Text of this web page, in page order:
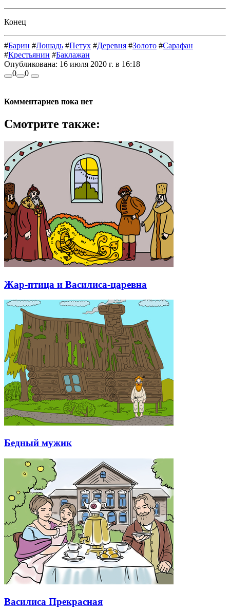
Конец
#Барин #Лошадь #Петух #Деревня #Золото #Сарафан
#Крестьянин #Баклажан
Опубликована: 16 июля 2020 г. в 16:18
0
0
Комментариев пока нет
Смотрите также:
Жар-птица и Василиса-царевна
Бедный мужик
Василиса Прекрасная